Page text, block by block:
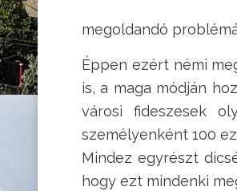
megoldandó
Éppen ezért némi
is, a maga módján
városi fideszesek
személyenként 100
Mindez egyrészt
hogy ezt mindenki